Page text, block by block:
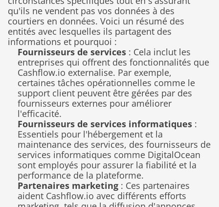
qu'ils ne vendent pas vos données à des
courtiers en données. Voici un résumé des
entités avec lesquelles ils partagent des
informations et pourquoi :
Fournisseurs de services : Cela inclut les
entreprises qui offrent des fonctionnalités que
Cashflow.io externalise. Par exemple,
certaines tâches opérationnelles comme le
support client peuvent être gérées par des
fournisseurs externes pour améliorer
l'efficacité.
Fournisseurs de services informatiques :
Essentiels pour l'hébergement et la
maintenance des services, des fournisseurs de
services informatiques comme DigitalOcean
sont employés pour assurer la fiabilité et la
performance de la plateforme.
Partenaires marketing : Ces partenaires
aident Cashflow.io avec différents efforts